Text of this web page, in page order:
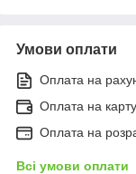
Умови оплати
Оплата на
Оплата на
Оплата на
Всі умови оплати